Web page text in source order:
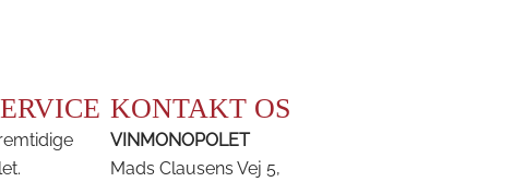
KONTAKT OS
VINMONOPOLET
Mads Clausens Vej 5,